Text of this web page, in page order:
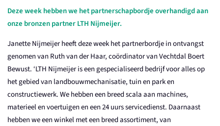
Deze week hebben we het partnerschapbordje overhandigd aan
onze bronzen partner LTH Nijmeijer.
Janette Nijmeijer heeft deze week het partnerbordje in ontvangst
genomen van Ruth van der Haar, coördinator van Vechtdal Boert
Bewust. ‘LTH Nijmeijer is een gespecialiseerd bedrijf voor alles op
het gebied van landbouwmechanisatie, tuin en park en
constructiewerk. We hebben een breed scala aan machines,
materieel en voertuigen en een 24 uurs servicedienst. Daarnaast
hebben we een winkel met een breed assortiment, van